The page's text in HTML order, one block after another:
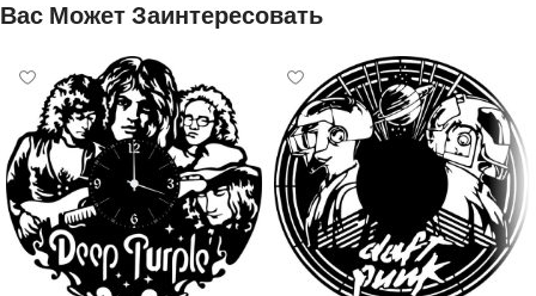
Вас Может Заинтересовать